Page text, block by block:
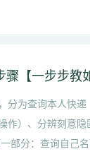
【一步步教
分为查询本人快
作）、分辨刻意
部分：查询自己名